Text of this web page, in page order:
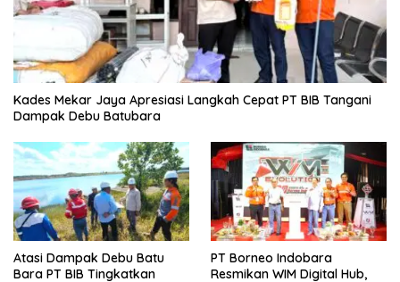
Kades Mekar Jaya Apresiasi Langkah Cepat PT BIB Tangani
Dampak Debu Batubara
Atasi Dampak Debu Batu
Bara PT BIB Tingkatkan
PT Borneo Indobara
Resmikan WIM Digital Hub,